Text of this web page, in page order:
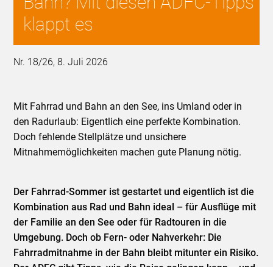
klappt es
Nr. 18/26, 8. Juli 2026
Mit Fahrrad und Bahn an den See, ins Umland oder in
den Radurlaub: Eigentlich eine perfekte Kombination.
Doch fehlende Stellplätze und unsichere
Mitnahmemöglichkeiten machen gute Planung nötig.
Der Fahrrad-Sommer ist gestartet und eigentlich ist die
Kombination aus Rad und Bahn ideal – für Ausflüge mit
der Familie an den See oder für Radtouren in die
Umgebung. Doch ob Fern- oder Nahverkehr: Die
Fahrradmitnahme in der Bahn bleibt mitunter ein Risiko.